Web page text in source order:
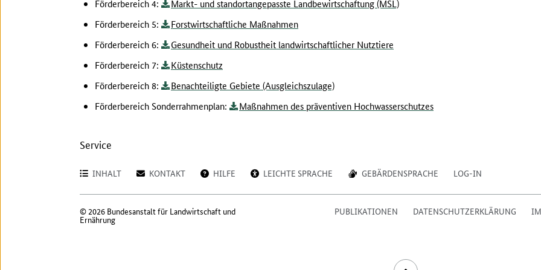
Förderbereich 4:
Markt- und standortangepasste Landbewirtschaftung (MSL)
Förderbereich 5:
Forstwirtschaftliche Maßnahmen
Förderbereich 6:
Gesundheit und Robustheit landwirtschaftlicher Nutztiere
Förderbereich 7:
Küstenschutz
Förderbereich 8:
Benachteiligte Gebiete (Ausgleichszulage)
Förderbereich Sonderrahmenplan:
Maßnahmen des präventiven Hochwasserschutzes
Service
INHALT KONTAKT HILFE LEICHTE SPRACHE GEBÄRDENSPRACHE LOG-IN
PUBLIKATIONEN DATENSCHUTZERKLÄRUNG
© 2026 Bundesanstalt für Landwirtschaft und
Ernährung